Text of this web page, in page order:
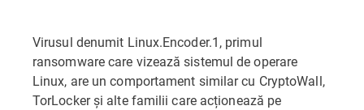
Virusul denumit Linux.Encoder.1, primul
ransomware care vizează sistemul de operare
Linux, are un comportament similar cu CryptoWall,
TorLocker și alte familii care acționează pe